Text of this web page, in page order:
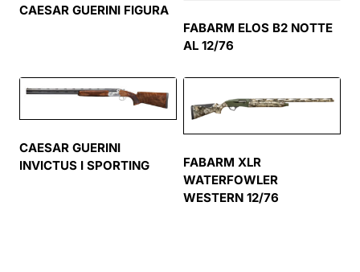
CAESAR GUERINI FIGURA
FABARM ELOS B2 NOTTE
AL 12/76
CAESAR GUERINI
INVICTUS I SPORTING
FABARM XLR
WATERFOWLER
WESTERN 12/76